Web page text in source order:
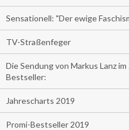
Sensationell: "Der ewige
TV-Straßenfeger
Die Sendung von Markus Lanz
Bestseller:
Jahrescharts 2019
Promi-Bestseller 2019